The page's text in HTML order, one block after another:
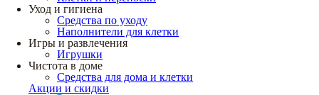
Уход и гигиена
Средства по уходу
Наполнители для клетки
Игры и развлечения
Игрушки
Чистота в доме
Средства для дома и клетки
Акции и скидки